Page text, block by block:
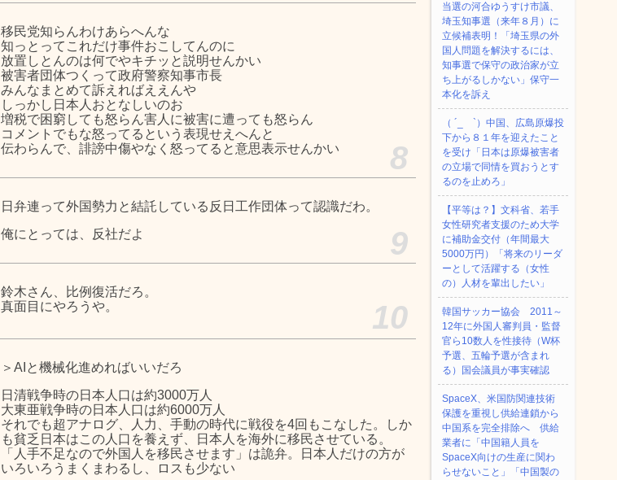
移民党知らんわけあらへんな
知っとってこれだけ事件おこしてんのに
放置しとんのは何でやキチッと説明せんかい
被害者団体つくって政府警察知事市長
みんなまとめて訴えればええんや
しっかし日本人おとなしいのお
増税で困窮しても怒らん害人に被害に遭っても怒らん
コメントでもな怒ってるという表現せえへんと
伝わらんで、誹謗中傷やなく怒ってると意思表示せんかい
8
日弁連って外国勢力と結託している反日工作団体って認識だわ。
俺にとっては、反社だよ
9
鈴木さん、比例復活だろ。
真面目にやろうや。
10
＞AIと機械化進めればいいだろ
日清戦争時の日本人口は約3000万人
大東亜戦争時の日本人口は約6000万人
それでも超アナログ、人力、手動の時代に戦役を4回もこなした。しか
も貧乏日本はこの人口を養えず、日本人を海外に移民させている。
「人手不足なので外国人を移民させます」は詭弁。日本人だけの方が
いろいろうまくまわるし、ロスも少ない
当選の河合ゆうすけ市議、
埼玉知事選（来年８月）に
立候補表明！「埼玉県の外
国人問題を解決するには、
知事選で保守の政治家が立
ち上がるしかない」保守一
本化を訴え
（ ´_ゝ`）中国、広島原爆投
下から８１年を迎えたこと
を受け「日本は原爆被害者
の立場で同情を買おうとす
るのを止めろ」
【平等は？】文科省、若手
女性研究者支援のため大学
に補助金交付（年間最大
5000万円）「将来のリーダ
ーとして活躍する（女性
の）人材を輩出したい」
韓国サッカー協会 2011～
12年に外国人審判員・監督
官ら10数人を性接待（W杯
予選、五輪予選が含まれ
る）国会議員が事実確認
SpaceX、米国防関連技術
保護を重視し供給連鎖から
中国系を完全排除へ 供給
業者に「中国籍人員を
SpaceX向けの生産に関わ
らせないこと」「中国製の